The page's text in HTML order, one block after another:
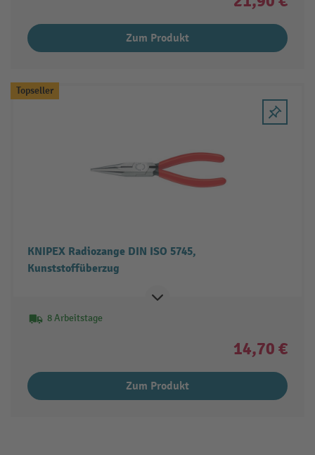
Zum Produkt
Topseller
KNIPEX Radiozange DIN ISO 5745,
Kunststoffüberzug
8 Arbeitstage
14,70 €
Zum Produkt